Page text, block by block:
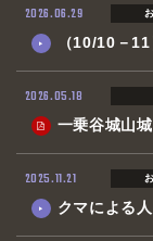
ACCESS
EVENTS
GO
2026.06.29
（10/10－
2026.05.18
一乗谷城山
2025.11.21
クマによる